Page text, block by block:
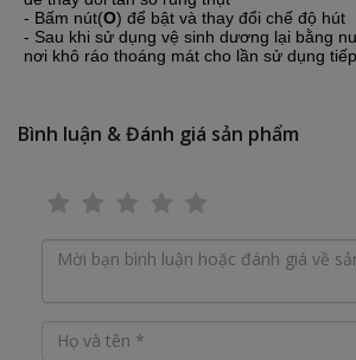
- Bấm nút(O) để bật và thay đổi chế độ hút
- Sau khi sử dụng vệ sinh dương lại bằng
nơi khô ráo thoáng mát cho lần sử dụng
Bình luận & Đánh giá sản phẩm